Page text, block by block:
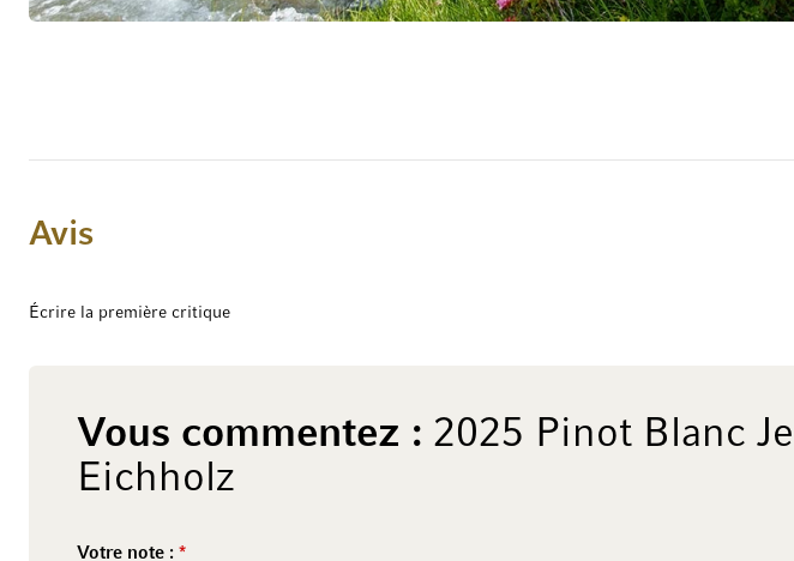
Avis
Écrire la première critique
Vous commentez : 2025 Pinot Blanc
Eichholz
Votre note :